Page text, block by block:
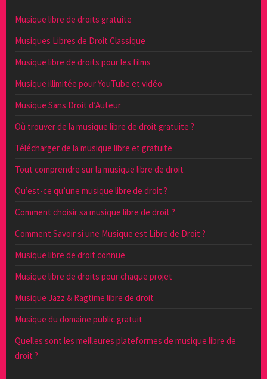
Musique libre de droits gratuite
Musiques Libres de Droit Classique
Musique libre de droits pour les films
Musique illimitée pour YouTube et vidéo
Musique Sans Droit d’Auteur
Où trouver de la musique libre de droit gratuite ?
Télécharger de la musique libre et gratuite
Tout comprendre sur la musique libre de droit
Qu’est-ce qu’une musique libre de droit ?
Comment choisir sa musique libre de droit ?
Comment Savoir si une Musique est Libre de Droit ?
Musique libre de droit connue
Musique libre de droits pour chaque projet
Musique Jazz & Ragtime libre de droit
Musique du domaine public gratuit
Quelles sont les meilleures plateformes de musique libre de
droit ?